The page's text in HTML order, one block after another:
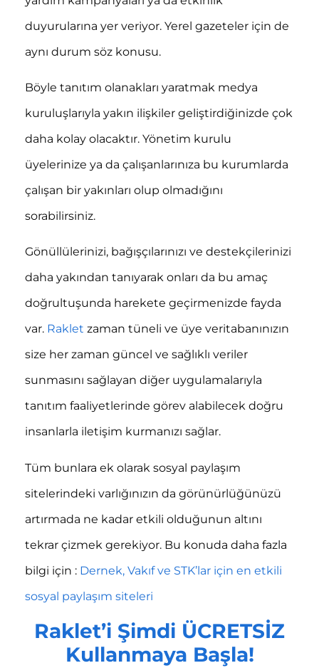
duyurularına yer veriyor. Yerel gazeteler için de
aynı durum söz konusu.
Böyle tanıtım olanakları yaratmak medya
kuruluşlarıyla yakın ilişkiler geliştirdiğinizde çok
daha kolay olacaktır. Yönetim kurulu
üyelerinize ya da çalışanlarınıza bu kurumlarda
çalışan bir yakınları olup olmadığını
sorabilirsiniz.
Gönüllülerinizi, bağışçılarınızı ve destekçilerinizi
daha yakından tanıyarak onları da bu amaç
doğrultuşunda harekete geçirmenizde fayda
var. Raklet zaman tüneli ve üye veritabanınızın
size her zaman güncel ve sağlıklı veriler
sunmasını sağlayan diğer uygulamalarıyla
tanıtım faaliyetlerinde görev alabilecek doğru
insanlarla iletişim kurmanızı sağlar.
Tüm bunlara ek olarak sosyal paylaşım
sitelerindeki varlığınızın da görünürlüğünüzü
artırmada ne kadar etkili olduğunun altını
tekrar çizmek gerekiyor. Bu konuda daha fazla
bilgi için : Dernek, Vakıf ve STK’lar için en etkili
sosyal paylaşım siteleri
Raklet’i Şimdi ÜCRETSİZ
Kullanmaya Başla!